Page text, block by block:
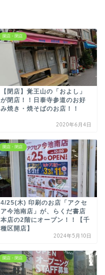
開店・閉店
【閉店】覚王山の「およし」
が閉店！！日泰寺参道のお好
み焼き・焼そばのお店！！
2020年6月4日
開店・閉店
4/25(木) 印刷のお店「アクセ
ア今池南店」が、らくだ書店
本店の2階にオープン！！【千
種区開店】
2024年5月10日
開店・閉店